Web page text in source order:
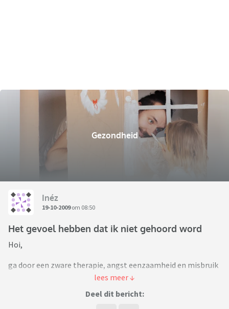
Gezondheid
Inéz
19-10-2009om 08:50
Het gevoel hebben dat ik niet gehoord word
Hoi,
ga door een zware therapie, angst eenzaamheid en misbruik
komen vooral naar voren. Paniekaanvalletjes, angst om te
Deel dit bericht: